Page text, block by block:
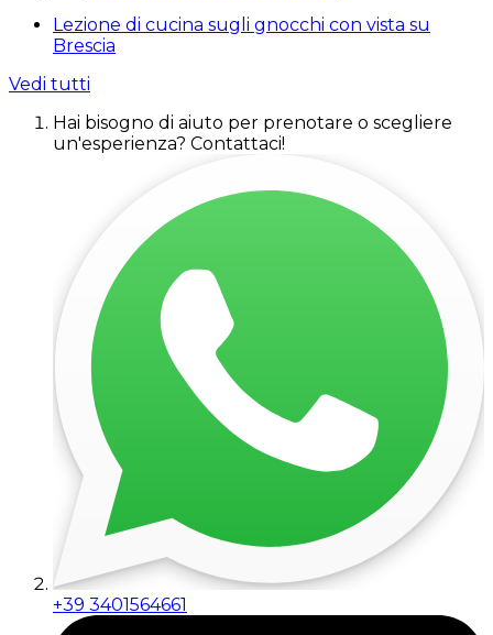
Lezione di cucina sugli gnocchi con vista su
Brescia
Vedi tutti
Hai bisogno di aiuto per prenotare o scegliere
un'esperienza? Contattaci!
+39 3401564661